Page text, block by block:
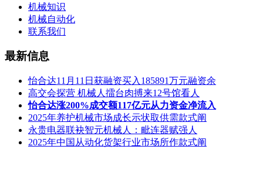
机械知识
机械自动化
联系我们
最新信息
怡合达11月11日获融资买入185891万元融资余
高交会探营 机械人擂台肉搏来12号馆看人
怡合达涨200%成交额117亿元从力资金净流入
2025年养护机械市场成长示状取供需款式阐
永贵电器联袂智元机械人：毗连器赋强人
2025年中国从动化货架行业市场所作款式阐